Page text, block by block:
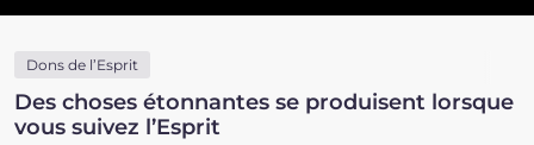
Dons de l’Esprit
Des choses étonnantes se produisent lorsque
vous suivez l’Esprit